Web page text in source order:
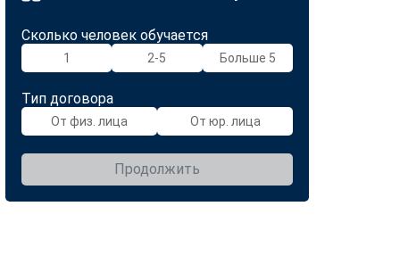
Сколько человек обучается
1 2-5 Больше 5
Тип договора
От физ. лица От юр. лица
Продолжить